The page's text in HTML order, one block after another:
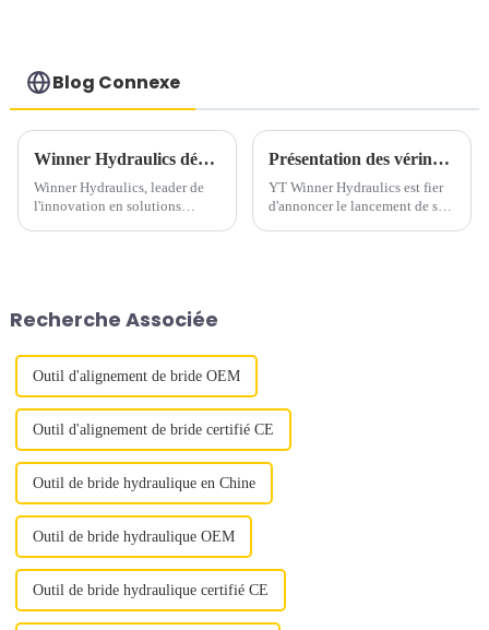
Blog Connexe
Winner Hydraulics dévoile une pompe hydraulique à pied pneumatique polyvalente pour les applications industrielles
Winner Hydraulics, leader de
l'innovation en solutions
dans de multiples secteurs
Présentation des vérins à écrou de blocage Pancake de la série YPL : puissance, précision et performances compactes
YT Winner Hydraulics est fier
d'annoncer le lancement de ses
Recherche Associée
Outil d'alignement de bride OEM
Outil d'alignement de bride certifié CE
Outil de bride hydraulique en Chine
Outil de bride hydraulique OEM
Outil de bride hydraulique certifié CE